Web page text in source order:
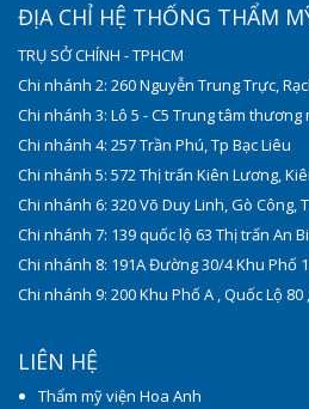
ĐỊA CHỈ HỆ THỐNG THẨM
TRỤ SỞ CHÍNH - TPHCM
Chi nhánh 2: 260 Nguyễn Trung Trực,
Chi nhánh 3: Lô 5 - C5 Trung tâm thương
Chi nhánh 4: 257 Trần Phú, Tp Bạc Liêu
Chi nhánh 5: 572 Thị trấn Kiên Lương,
Chi nhánh 6: 320 Võ Duy Linh, Gò Công,
Chi nhánh 7: 139 quốc lộ 63 Thị trấn An
Chi nhánh 8: 191A Đường 30/4 Khu Phố
Chi nhánh 9: 200 Khu Phố A , Quốc Lộ
LIÊN HỆ
Thẩm mỹ viện Hoa Anh